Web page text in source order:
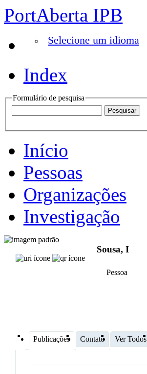
PortAberta IPB
Selecione um idioma
Index
Formulário de pesquisa
Início
Pessoas
Organizações
Investigação
Sousa, I
Pessoa
Publicações Contato Ver Todos